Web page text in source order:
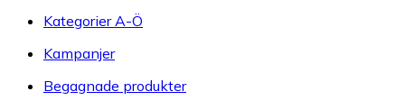
Kategorier A-Ö
Kampanjer
Begagnade produkter